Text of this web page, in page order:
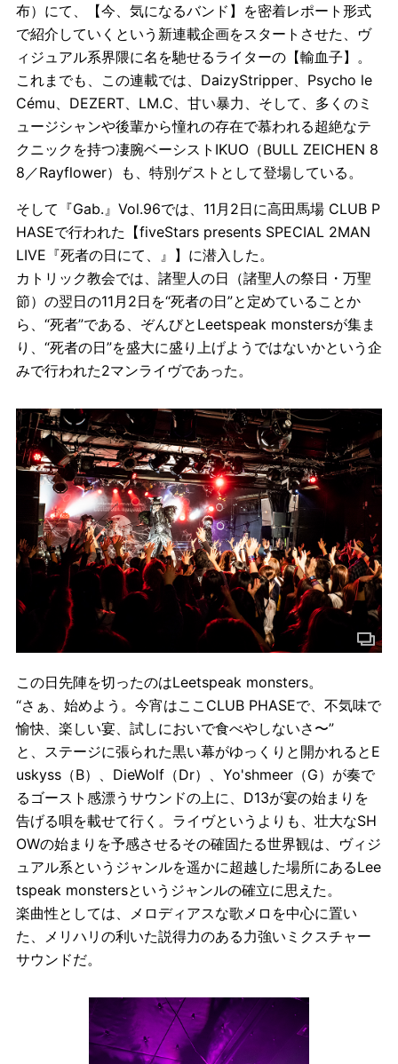
布）にて、【今、気になるバンド】を密着レポート形式
で紹介していくという新連載企画をスタートさせた、ヴ
ィジュアル系界隈に名を馳せるライターの【輸血子】。
これまでも、この連載では、DaizyStripper、Psycho le
Cému、DEZERT、LM.C、甘い暴力、そして、多くのミ
ュージシャンや後輩から憧れの存在で慕われる超絶なテ
クニックを持つ凄腕ベーシストIKUO（BULL ZEICHEN 8
8／Rayflower）も、特別ゲストとして登場している。
そして『Gab.』Vol.96では、11月2日に高田馬場 CLUB P
HASEで行われた【fiveStars presents SPECIAL 2MAN
LIVE『死者の日にて、』】に潜入した。
カトリック教会では、諸聖人の日（諸聖人の祭日・万聖
節）の翌日の11月2日を“死者の日”と定めていることか
ら、“死者”である、ぞんびとLeetspeak monstersが集ま
り、“死者の日”を盛大に盛り上げようではないかという企
みで行われた2マンライヴであった。
この日先陣を切ったのはLeetspeak monsters。
“さぁ、始めよう。今宵はここCLUB PHASEで、不気味で
愉快、楽しい宴、試しにおいで食べやしないさ〜”
と、ステージに張られた黒い幕がゆっくりと開かれるとE
uskyss（B）、DieWolf（Dr）、Yo'shmeer（G）が奏で
るゴースト感漂うサウンドの上に、D13が宴の始まりを
告げる唄を載せて行く。ライヴというよりも、壮大なSH
OWの始まりを予感させるその確固たる世界観は、ヴィジ
ュアル系というジャンルを遥かに超越した場所にあるLee
tspeak monstersというジャンルの確立に思えた。
楽曲性としては、メロディアスな歌メロを中心に置い
た、メリハリの利いた説得力のある力強いミクスチャー
サウンドだ。